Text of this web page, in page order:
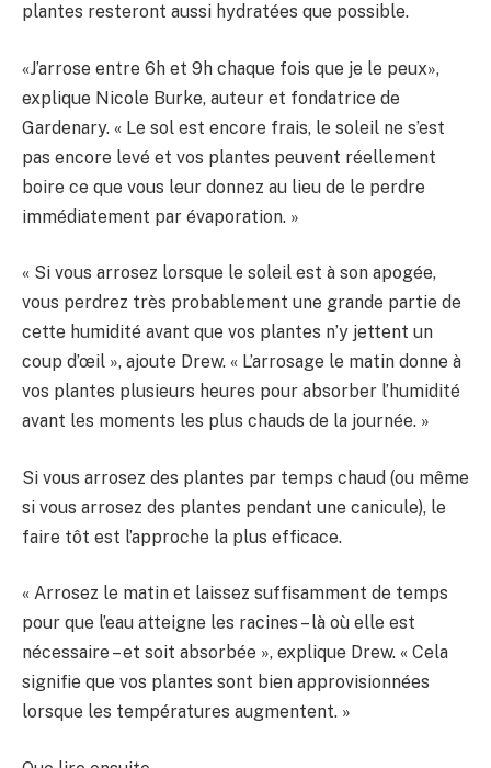
plantes resteront aussi hydratées que possible.
«J’arrose entre 6h et 9h chaque fois que je le peux»,
explique Nicole Burke, auteur et fondatrice de
Gardenary. « Le sol est encore frais, le soleil ne s’est
pas encore levé et vos plantes peuvent réellement
boire ce que vous leur donnez au lieu de le perdre
immédiatement par évaporation. »
« Si vous arrosez lorsque le soleil est à son apogée,
vous perdrez très probablement une grande partie de
cette humidité avant que vos plantes n’y jettent un
coup d’œil », ajoute Drew. « L’arrosage le matin donne à
vos plantes plusieurs heures pour absorber l’humidité
avant les moments les plus chauds de la journée. »
Si vous arrosez des plantes par temps chaud (ou même
si vous arrosez des plantes pendant une canicule), le
faire tôt est l’approche la plus efficace.
« Arrosez le matin et laissez suffisamment de temps
pour que l’eau atteigne les racines – là où elle est
nécessaire – et soit absorbée », explique Drew. « Cela
signifie que vos plantes sont bien approvisionnées
lorsque les températures augmentent. »